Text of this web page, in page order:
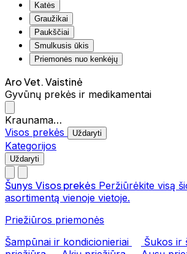
Katės
Graužikai
Paukščiai
Smulkusis ūkis
Priemonės nuo kenkėjų
Aro Vet. Vaistinė
Gyvūnų prekės ir medikamentai
Kraunama…
Visos prekės
Uždaryti
Kategorijos
Uždaryti
Šunys Visos prekės Peržiūrėkite visą
asortimentą vienoje vietoje.
Priežiūros priemonės
Šampūnai ir kondicionieriai
Šukos ir